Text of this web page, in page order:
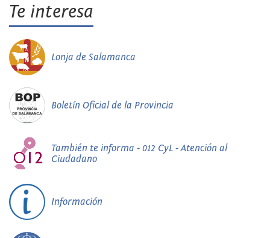
Te interesa
Lonja de Salamanca
Boletín Oficial de la Provincia
También te informa - 012 CyL - Atención al
Ciudadano
Información